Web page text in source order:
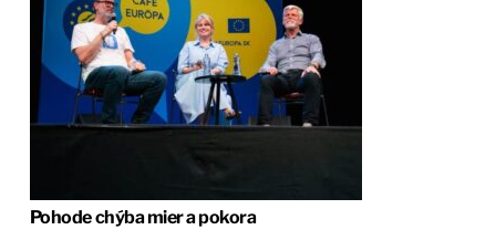
Pohode chýba mier a pokora